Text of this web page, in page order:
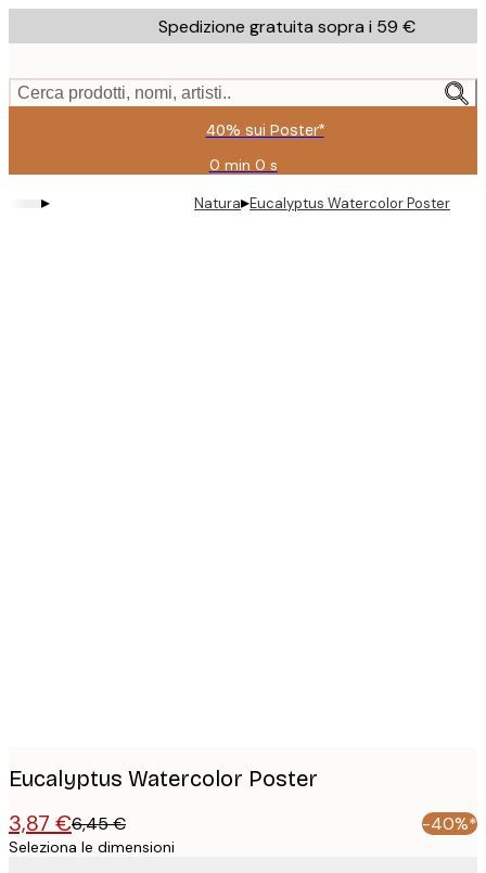
to
content.
Spedizione gratuita sopra i 59 €
Cerca prodotti, nomi, artisti..
40% sui Poster*
0 min 0 s
Valido
fino
a:
▸ Natura▸Eucalyptus Watercolor Poster
Eucalyptus Watercolor Poster
3,87 €6,45 € -40%*
Seleziona le dimensioni